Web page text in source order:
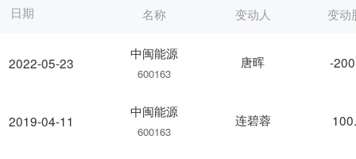
日期
2022-05-23
2019-04-11
名称 变动人 变动
中闽能源
600163
唐晖 -
中闽能源
600163
连碧蓉